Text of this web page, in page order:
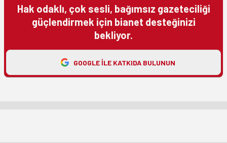
Hak odaklı, çok sesli, bağımsız gazeteciliği
güçlendirmek için bianet desteğinizi
bekliyor.
GOOGLE ILE KATKIDA BULUNUN